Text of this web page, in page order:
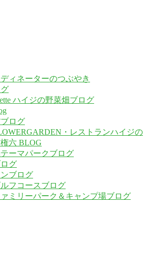
ィネーターのつぶやき
ハイジの野菜畑ブログ
ログ
・レストランハイジの
六 BLOG
ーマパークブログ
グ
ブログ
フコースブログ
ミリーパーク＆キャンプ場ブログ